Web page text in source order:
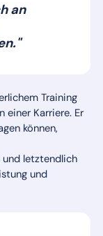
an
Training
einer Karriere. Er
können,
und letztendlich
und